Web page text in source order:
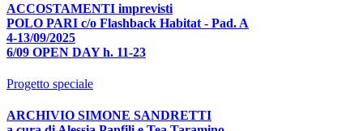
ACCOSTAMENTI imprevisti
POLO PARI c/o Flashback Habitat - Pad. A
4-13/09/2025
6/09 OPEN DAY h. 11-23
Progetto speciale
ARCHIVIO SIMONE SANDRETTI